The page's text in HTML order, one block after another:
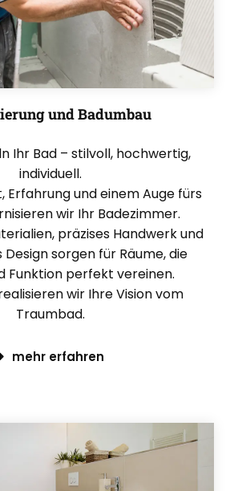
und Badumbau
Ihr Bad – stilvoll, hochwertig,
individuell.
Erfahrung und einem Auge fürs
wir Ihr Badezimmer.
präzises Handwerk und
sorgen für Räume, die
Funktion perfekt vereinen.
wir Ihre Vision vom
Traumbad.
mehr erfahren